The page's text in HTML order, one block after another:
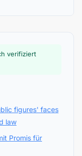
verifiziert
figures' faces
law
Promis für